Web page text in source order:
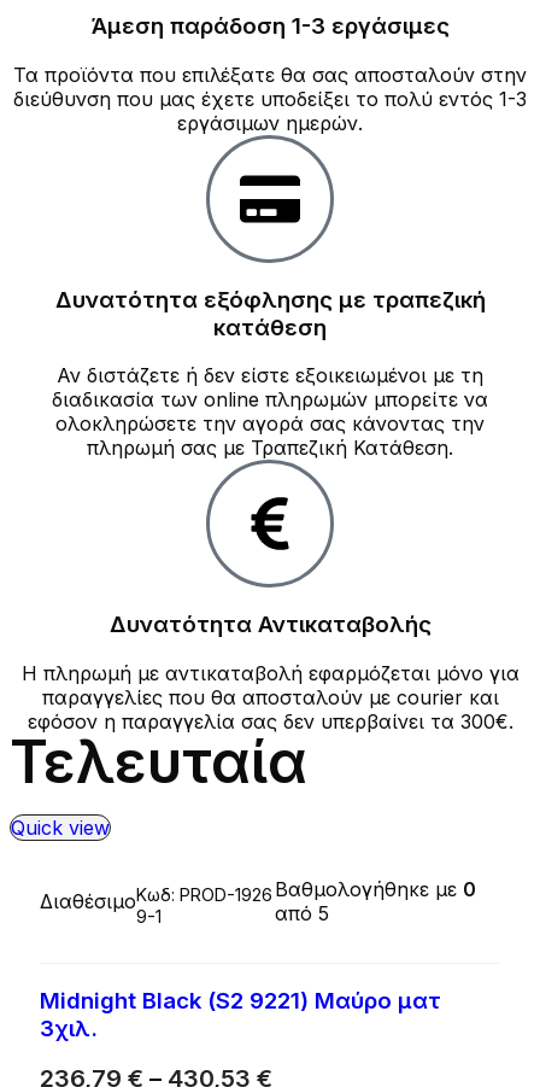
Άμεση παράδοση 1-3 εργάσιμες
Τα προϊόντα που επιλέξατε θα σας αποσταλούν στην
διεύθυνση που μας έχετε υποδείξει το πολύ εντός 1-3
εργάσιμων ημερών.
Δυνατότητα εξόφλησης με τραπεζική
κατάθεση
Αν διστάζετε ή δεν είστε εξοικειωμένοι με τη
διαδικασία των online πληρωμών μπορείτε να
ολοκληρώσετε την αγορά σας κάνοντας την
πληρωμή σας με Τραπεζική Κατάθεση.
Δυνατότητα Αντικαταβολής
Η πληρωμή με αντικαταβολή εφαρμόζεται μόνο για
παραγγελίες που θα αποσταλούν με courier και
εφόσον η παραγγελία σας δεν υπερβαίνει τα 300€.
Τελευταία
Quick view
ΔιαθέσιμοΚωδ: PROD-1926
9-1
Βαθμολογήθηκε με 0
από 5
Midnight Black (S2 9221) Μαύρο ματ
3χιλ.
236,79 € – 430,53 €